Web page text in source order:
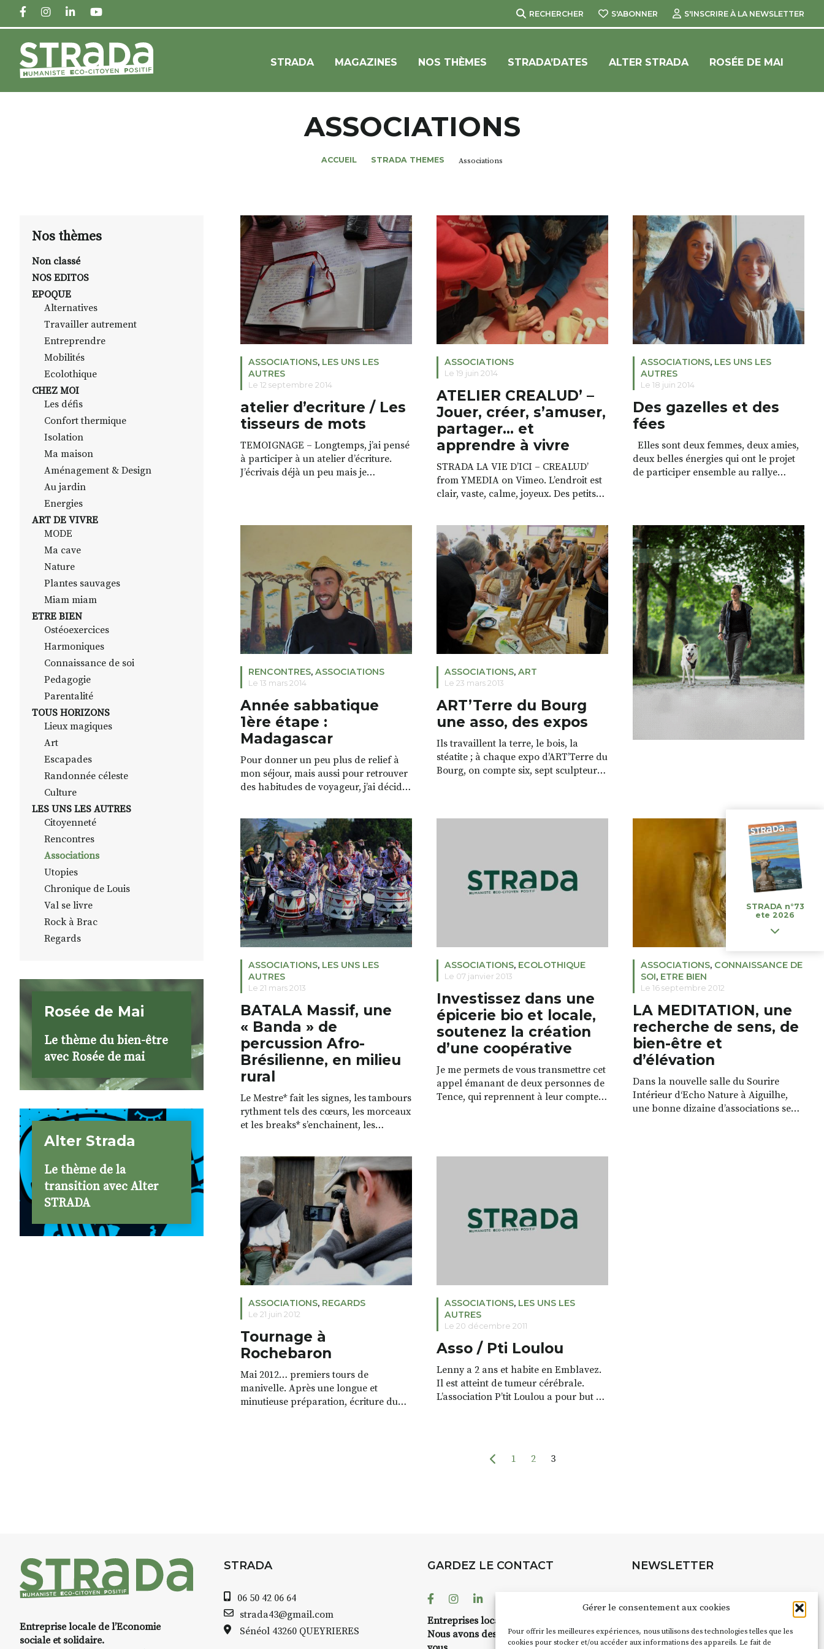
Gérer le consentement aux cookies
Pour offrir les meilleures expériences, nous utilisons des technologies telles que les
cookies pour stocker et/ou accéder aux informations des appareils. Le fait de
FACEBOOKINSTAGRAM
LINKEDINYOUTUBE RECHERCHER S'ABONNER S'INSCRIRE À LA NEWSLETTER
STRADA MAGAZINES NOS THÈMES STRADA’DATES ALTER STRADA ROSÉE DE MAI
ASSOCIATIONS
ACCUEIL STRADA THEMES Associations
ASSOCIATIONS, LES UNS LES
AUTRES
Le 12 septembre 2014
atelier d’ecriture / Les
tisseurs de mots
TEMOIGNAGE – Longtemps, j’ai pensé
à participer à un atelier d’écriture.
J’écrivais déjà un peu mais je
l’écriture avec d’autres. Cependant je
page blanche. Je me suis donc rendue,
ASSOCIATIONS
Le 19 juin 2014
ATELIER CREALUD’ –
Jouer, créer, s’amuser,
partager… et
apprendre à vivre
STRADA LA VIE D’ICI – CREALUD’
from YMEDIA on Vimeo. L’endroit est
clair, vaste, calme, joyeux. Des petits
au rez de chaussée de la MPT de
Brives Charensac. Ici on joue, mais
pas seulement. C’est un lieu
d’expérimentation, d’apprentissage, de
socialisation. Le jeu n’a pas d’enjeu,
ASSOCIATIONS, LES UNS LES
AUTRES
Le 18 juin 2014
Des gazelles et des
fées
Elles sont deux femmes, deux amies,
deux belles énergies qui ont le projet
de participer ensemble au rallye
hors piste, uniquement avec carte et
boussole, sans GPS ni téléphone
portable, c’était le rêve d’Emmanuelle,
déjà […]
RENCONTRES, ASSOCIATIONS
Le 13 mars 2014
Année sabbatique
1ère étape :
Madagascar
Pour donner un peu plus de relief à
mon séjour, mais aussi pour retrouver
des habitudes de voyageur, j’ai décidé
APAEA d’Antsirabe, une association
ponote, gérée par Mme BARNAUD à
Mons, qui a pour but le Parrainage et
l’Aide de […]
ASSOCIATIONS, ART
Le 23 mars 2013
ART’Terre du Bourg
une asso, des expos
Ils travaillent la terre, le bois, la
stéatite ; à chaque expo d’ART’Terre du
Bourg, on compte six, sept sculpteurs,
ASSOCIATIONS, LES UNS LES
AUTRES
Le 21 mars 2013
BATALA Massif, une
« Banda » de
percussion Afro-
Brésilienne, en milieu
rural
Le Mestre* fait les signes, les tambours
rythment tels des cœurs, les morceaux
et les breaks* s’enchainent, les
de Salvador de Bahia à partager lors
des Carnavals et des animations en
Haute-Loire et ailleurs aussi… Voilà ce
que vit depuis bientôt six ans, la
trentaine de […]
ASSOCIATIONS, ECOLOTHIQUE
Le 07 janvier 2013
Investissez dans une
épicerie bio et locale,
soutenez la création
d’une coopérative
Je me permets de vous transmettre cet
appel émanant de deux personnes de
Tence, qui reprennent à leur compte
ASSOCIATIONS, CONNAISSANCE DE
SOI, ETRE BIEN
Le 16 septembre 2012
LA MEDITATION, une
recherche de sens, de
bien-être et
d’élévation
Dans la nouvelle salle du Sourire
Intérieur d‘Echo Nature à Aiguilhe,
une bonne dizaine d’associations se
ASSOCIATIONS, REGARDS
Le 21 juin 2012
Tournage à
Rochebaron
Mai 2012… premiers tours de
manivelle. Après une longue et
minutieuse préparation, écriture du
ASSOCIATIONS, LES UNS LES
AUTRES
Le 20 décembre 2011
Asso / Pti Loulou
Lenny a 2 ans et habite en Emblavez.
Il est atteint de tumeur cérébrale.
L’association P’tit Loulou a pour but de
août 2011 l’association diffuse de
l’information sur cette maladie,
1 2 3
Nos thèmes
Non classé
NOS EDITOS
EPOQUE
Alternatives
Travailler autrement
Entreprendre
Mobilités
Ecolothique
CHEZ MOI
Les défis
Confort thermique
Isolation
Ma maison
Aménagement & Design
Au jardin
Energies
ART DE VIVRE
MODE
Ma cave
Nature
Plantes sauvages
Miam miam
ETRE BIEN
Ostéoexercices
Harmoniques
Connaissance de soi
Pedagogie
Parentalité
TOUS HORIZONS
Lieux magiques
Art
Escapades
Randonnée céleste
Culture
LES UNS LES AUTRES
Citoyenneté
Rencontres
Associations
Utopies
Chronique de Louis
Val se livre
Rock à Brac
Regards
Rosée de Mai
Le thème du bien-être
avec Rosée de mai
Alter Strada
Le thème de la
transition avec Alter
STRADA
STRADA n°73
ete 2026
Entreprise locale de l’Economie
sociale et solidaire.
STRADA
06 50 42 06 64
strada43@gmail.com
Sénéol 43260 QUEYRIERES
GARDEZ LE CONTACT
FacebookInstagramLinkedin
Entreprises locales ?
Nous avons des solutions pubs pour
NEWSLETTER